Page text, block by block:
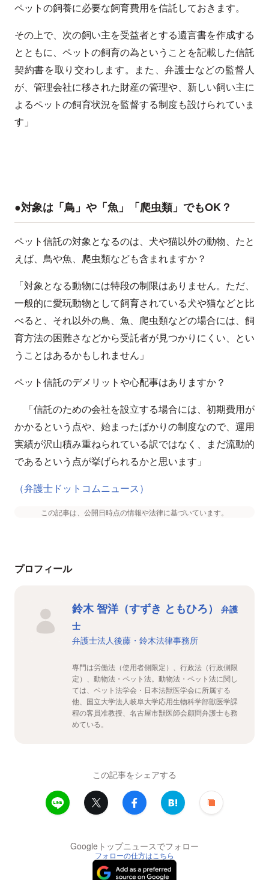
ペットの飼養に必要な飼育費用を信託しておきます。
その上で、次の飼い主を受益者とする遺言書を作成する
とともに、ペットの飼育の為ということを記載した信託
契約書を取り交わします。また、弁護士などの監督人
が、管理会社に移された財産の管理や、新しい飼い主に
よるペットの飼育状況を監督する制度も設けられていま
す」
●対象は「鳥」や「魚」「爬虫類」でもOK？
ペット信託の対象となるのは、犬や猫以外の動物、たと
えば、鳥や魚、爬虫類なども含まれますか？
「対象となる動物には特段の制限はありません。ただ、
一般的に愛玩動物として飼育されている犬や猫などと比
べると、それ以外の鳥、魚、爬虫類などの場合には、飼
育方法の困難さなどから受託者が見つかりにくい、とい
うことはあるかもしれません」
ペット信託のデメリットや心配事はありますか？
「信託のための会社を設立する場合には、初期費用が
かかるという点や、始まったばかりの制度なので、運用
実績が沢山積み重ねられている訳ではなく、まだ流動的
であるという点が挙げられるかと思います」
（弁護士ドットコムニュース）
この記事は、公開日時点の情報や法律に基づいています。
プロフィール
鈴木 智洋（すずき ともひろ）
弁護
士
弁護士法人後藤・鈴木法律事務所
専門は労働法（使用者側限定）、行政法（行政側限
定）、動物法・ペット法。動物法・ペット法に関し
ては、ペット法学会・日本法獣医学会に所属する
他、国立大学法人岐阜大学応用生物科学部獣医学課
程の客員准教授、名古屋市獣医師会顧問弁護士も務
めている。
この記事をシェアする
Googleトップニュースでフォロー
フォローの仕方はこちら